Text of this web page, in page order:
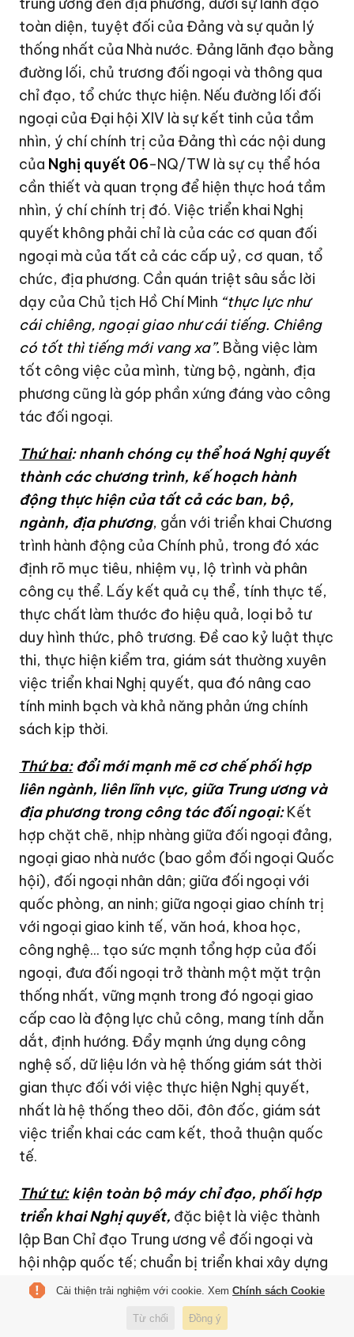
trung ương đến địa phương, dưới sự lãnh đạo
toàn diện, tuyệt đối của Đảng và sự quản lý
thống nhất của Nhà nước. Đảng lãnh đạo bằng
đường lối, chủ trương đối ngoại và thông qua
chỉ đạo, tổ chức thực hiện. Nếu đường lối đối
ngoại của Đại hội XIV là sự kết tinh của tầm
nhìn, ý chí chính trị của Đảng thì các nội dung
của Nghị quyết 06-NQ/TW là sự cụ thể hóa
cần thiết và quan trọng để hiện thực hoá tầm
nhìn, ý chí chính trị đó. Việc triển khai Nghị
quyết không phải chỉ là của các cơ quan đối
ngoại mà của tất cả các cấp uỷ, cơ quan, tổ
chức, địa phương. Cần quán triệt sâu sắc lời
dạy của Chủ tịch Hồ Chí Minh “thực lực như
cái chiêng, ngoại giao như cái tiếng. Chiêng
có tốt thì tiếng mới vang xa”. Bằng việc làm
tốt công việc của mình, từng bộ, ngành, địa
phương cũng là góp phần xứng đáng vào công
tác đối ngoại.
Thứ hai:nhanh chóng cụ thể hoá Nghị quyết
thành các chương trình, kế hoạch hành
động thực hiện của tất cả các ban, bộ,
ngành, địa phương, gắn với triển khai Chương
trình hành động của Chính phủ, trong đó xác
định rõ mục tiêu, nhiệm vụ, lộ trình và phân
công cụ thể. Lấy kết quả cụ thể, tính thực tế,
thực chất làm thước đo hiệu quả, loại bỏ tư
duy hình thức, phô trương. Đề cao kỷ luật thực
thi, thực hiện kiểm tra, giám sát thường xuyên
việc triển khai Nghị quyết, qua đó nâng cao
tính minh bạch và khả năng phản ứng chính
sách kịp thời.
Thứ ba:đổi mới mạnh mẽ cơ chế phối hợp
liên ngành, liên lĩnh vực, giữa Trung ương và
địa phương trong công tác đối ngoại:Kết
hợp chặt chẽ, nhịp nhàng giữa đối ngoại đảng,
ngoại giao nhà nước (bao gồm đối ngoại Quốc
hội), đối ngoại nhân dân; giữa đối ngoại với
quốc phòng, an ninh; giữa ngoại giao chính trị
với ngoại giao kinh tế, văn hoá, khoa học,
công nghệ... tạo sức mạnh tổng hợp của đối
ngoại, đưa đối ngoại trở thành một mặt trận
thống nhất, vững mạnh trong đó ngoại giao
cấp cao là động lực chủ công, mang tính dẫn
dắt, định hướng. Đẩy mạnh ứng dụng công
nghệ số, dữ liệu lớn và hệ thống giám sát thời
gian thực đối với việc thực hiện Nghị quyết,
nhất là hệ thống theo dõi, đôn đốc, giám sát
việc triển khai các cam kết, thoả thuận quốc
tế.
Thứ tư:kiện toàn bộ máy chỉ đạo, phối hợp
triển khai Nghị quyết, đặc biệt là việc thành
lập Ban Chỉ đạo Trung ương về đối ngoại và
hội nhập quốc tế; chuẩn bị triển khai xây dựng
Chiến lược đối ngoại toàn diện ở tầm cao mới.
Đồng thời xây dựng đội ngũ cán bộ đối ngoại
có năng lực tổ chức thực thi, dám nghĩ, dám
Cải thiện trải nghiệm với cookie. Xem Chính sách Cookie
Từ chối Đồng ý